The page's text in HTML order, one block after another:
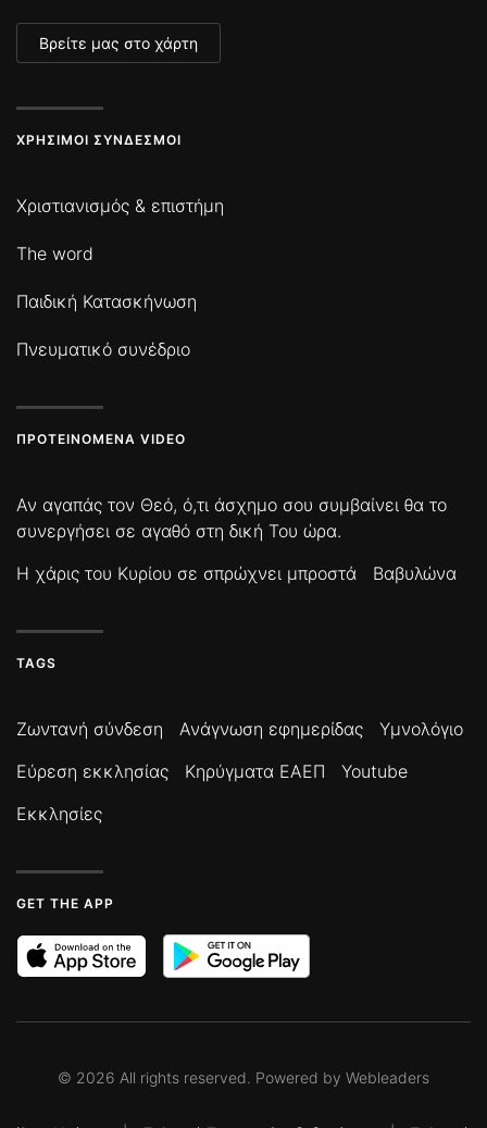
Βρείτε μας στο χάρτη
ΧΡΉΣΙΜΟΙ ΣΎΝΔΕΣΜΟΙ
Χριστιανισμός & επιστήμη
The word
Παιδική Κατασκήνωση
Πνευματικό συνέδριο
ΠΡΟΤΕΙΝΌΜΕΝΑ VIDEO
Αν αγαπάς τον Θεό, ό,τι άσχημο σου συμβαίνει θα το
συνεργήσει σε αγαθό στη δική Του ώρα.
Η χάρις του Κυρίου σε σπρώχνει μπροστά
Βαβυλώνα
TAGS
Ζωντανή σύνδεση Ανάγνωση εφημερίδας
Υμνολόγιο
Εύρεση εκκλησίας
Κηρύγματα ΕΑΕΠ
Youtube
Εκκλησίες
GET THE APP
© 2026 All rights reserved. Powered by Webleaders